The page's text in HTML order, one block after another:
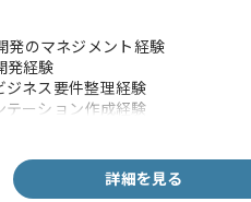
発のマネジメント経験
発経験
ジネス要件整理経験
テーション作成経験
詳細を見る